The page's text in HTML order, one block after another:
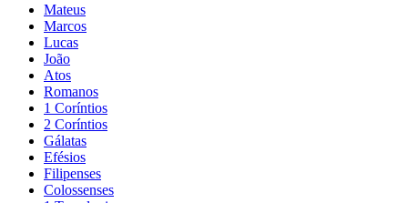
Mateus
Marcos
Lucas
João
Atos
Romanos
1 Coríntios
2 Coríntios
Gálatas
Efésios
Filipenses
Colossenses